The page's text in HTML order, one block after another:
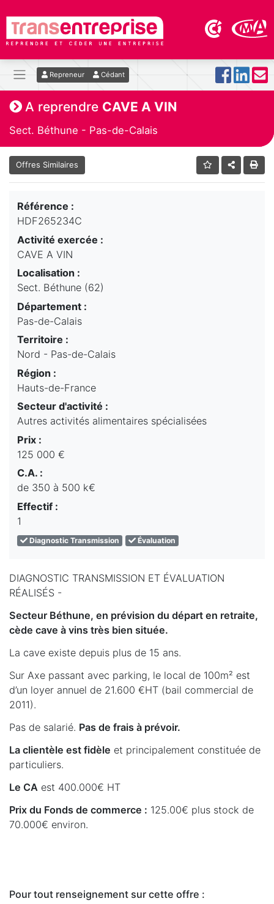
Repreneur Cédant
A reprendre CAVE A VIN
Sect. Béthune - Pas-de-Calais
Offres Similaires
Référence :
HDF265234C
Activité exercée :
CAVE A VIN
Localisation :
Sect. Béthune (62)
Département :
Pas-de-Calais
Territoire :
Nord - Pas-de-Calais
Région :
Hauts-de-France
Secteur d'activité :
Autres activités alimentaires spécialisées
Prix :
125 000 €
C.A. :
de 350 à 500 k€
Effectif :
1
Diagnostic Transmission Évaluation
DIAGNOSTIC TRANSMISSION ET ÉVALUATION
RÉALISÉS -
Secteur Béthune, en prévision du départ en retraite,
cède cave à vins très bien située.
La cave existe depuis plus de 15 ans.
Sur Axe passant avec parking, le local de 100m² est
d’un loyer annuel de 21.600 €HT (bail commercial de
2011).
Pas de salarié. Pas de frais à prévoir.
La clientèle est fidèle et principalement constituée de
particuliers.
Le CA est 400.000€ HT
Prix du Fonds de commerce : 125.00€ plus stock de
70.000€ environ.
Pour tout renseignement sur cette offre :